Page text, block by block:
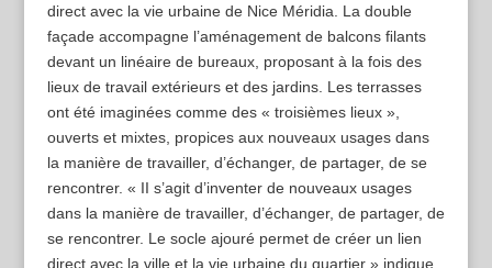
direct avec la vie urbaine de Nice Méridia. La double
façade accompagne l’aménagement de balcons ﬁlants
devant un linéaire de bureaux, proposant à la fois des
lieux de travail extérieurs et des jardins. Les terrasses
ont été imaginées comme des « troisièmes lieux »,
ouverts et mixtes, propices aux nouveaux usages dans
la manière de travailler, d’échanger, de partager, de se
rencontrer. « II s’agit d’inventer de nouveaux usages
dans la manière de travailler, d’échanger, de partager, de
se rencontrer. Le socle ajouré permet de créer un lien
direct avec la ville et la vie urbaine du quartier » indique